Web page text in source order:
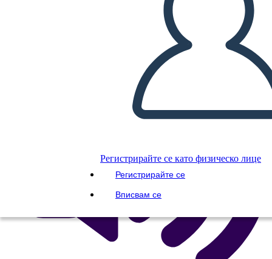
Регистрирайте се като физическо лице
Регистрирайте се
Вписвам се
ПУСКАНЕ НА СЛАЙДШОУ
ЧЕТИ МИ